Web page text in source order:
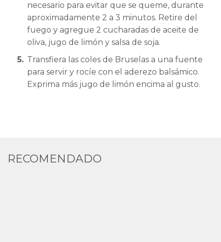
necesario para evitar que se queme, durante
aproximadamente 2 a 3 minutos. Retire del
fuego y agregue 2 cucharadas de aceite de
oliva, jugo de limón y salsa de soja.
Transfiera las coles de Bruselas a una fuente
para servir y rocíe con el aderezo balsámico.
Exprima más jugo de limón encima al gusto.
RECOMENDADO